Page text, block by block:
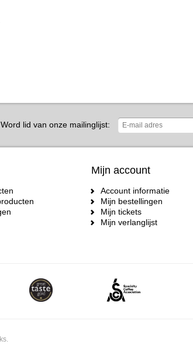
lid van onze mailinglijst:
Mijn account
Account informatie
Mijn bestellingen
Mijn tickets
Mijn verlanglijst